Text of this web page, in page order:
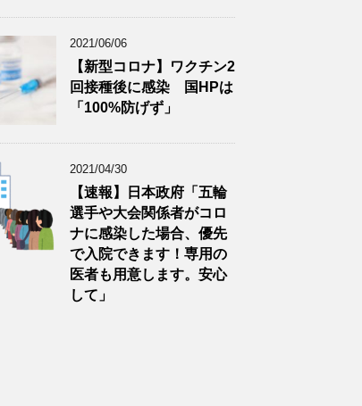
2021/06/06
【新型コロナ】ワクチン2
回接種後に感染 国HPは
「100%防げず」
2021/04/30
【速報】日本政府「五輪
選手や大会関係者がコロ
ナに感染した場合、優先
で入院できます！専用の
医者も用意します。安心
して」